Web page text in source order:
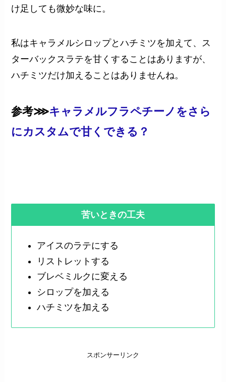
け足しても微妙な味に。
私はキャラメルシロップとハチミツを加えて、ス
ターバックスラテを甘くすることはありますが、
ハチミツだけ加えることはありませんね。
参考⋙キャラメルフラペチーノをさら
にカスタムで甘くできる？
苦いときの工夫
アイスのラテにする
リストレットする
ブレベミルクに変える
シロップを加える
ハチミツを加える
スポンサーリンク